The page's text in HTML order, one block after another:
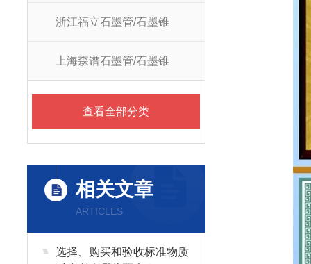
浙江福立石墨管/石墨锥
上海森谱石墨管/石墨锥
查看全部分类
相关文章
ARTICLES
选择、购买和验收标准物质